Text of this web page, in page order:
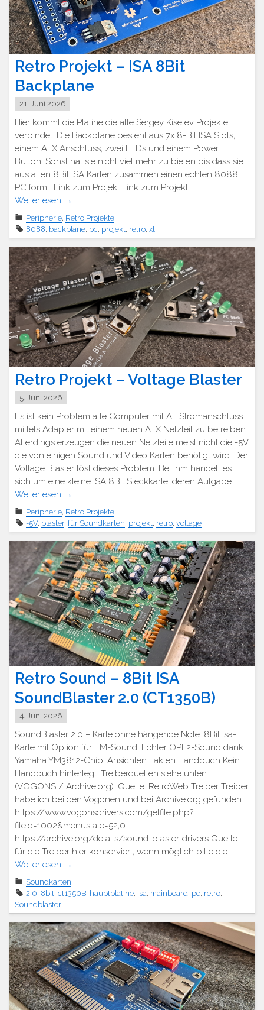
Retro Projekt – ISA 8Bit
Backplane
21. Juni 2026
Hier kommt die Platine die alle Sergey Kiselev Projekte
verbindet. Die Backplane besteht aus 7x 8-Bit ISA Slots,
einem ATX Anschluss, zwei LEDs und einem Power
Button. Sonst hat sie nicht viel mehr zu bieten bis dass sie
aus allen 8Bit ISA Karten zusammen einen echten 8088
PC formt. Link zum Projekt Link zum Projekt …
Weiterlesen →
Peripherie Retro Projekte
8088 backplane pc projekt retro xt
Retro Projekt – Voltage Blaster
5. Juni 2026
Es ist kein Problem alte Computer mit AT Stromanschluss
mittels Adapter mit einem neuen ATX Netzteil zu betreiben.
Allerdings erzeugen die neuen Netzteile meist nicht die -5V
die von einigen Sound und Video Karten benötigt wird. Der
Voltage Blaster löst dieses Problem. Bei ihm handelt es
sich um eine kleine ISA 8Bit Steckkarte, deren Aufgabe …
Weiterlesen →
Peripherie Retro Projekte
-5V, blaster, für Soundkarten projekt retro voltage
Retro Sound – 8Bit ISA
SoundBlaster 2.0 (CT1350B)
4. Juni 2026
SoundBlaster 2.0 – Karte ohne hängende Note. 8Bit Isa-
Karte mit Option für FM-Sound. Echter OPL2-Sound dank
Yamaha YM3812-Chip. Ansichten Fakten Handbuch Kein
Handbuch hinterlegt. Treiberquellen siehe unten
(VOGONS / Archive.org). Quelle: RetroWeb Treiber Treiber
habe ich bei den Vogonen und bei Archive.org gefunden:
https://www.vogonsdrivers.com/getfile.php?
fileid=1002&menustate=52,0
https://archive.org/details/sound-blaster-drivers Quelle
für die Treiber hier konserviert, wenn möglich bitte die …
Weiterlesen →
Soundkarten
2.0 8bit ct1350B hauptplatine isa mainboard pc retro
Soundblaster